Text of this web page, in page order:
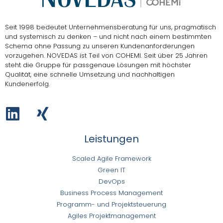
Seit 1998 bedeutet Unternehmensberatung für uns, pragmatisch
und systemisch zu denken – und nicht nach einem bestimmten
Schema ohne Passung zu unseren Kundenanforderungen
vorzugehen. NOVEDAS ist Teil von COHEMI. Seit über 25 Jahren
steht die Gruppe für passgenaue Lösungen mit höchster
Qualität, eine schnelle Umsetzung und nachhaltigen
Kundenerfolg.
Leistungen
Scaled Agile Framework
Green IT
DevOps
Business Process Management
Programm- und Projektsteuerung
Agiles Projektmanagement